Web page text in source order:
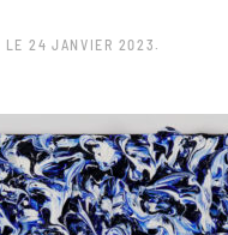
LE 24 JANVIER 2023 .